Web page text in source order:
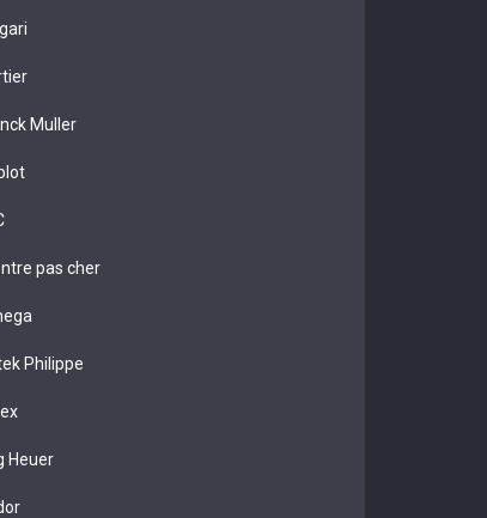
Muller
pas cher
Philippe
Heuer